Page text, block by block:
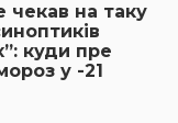
чекав на таку
куди пре
у -21